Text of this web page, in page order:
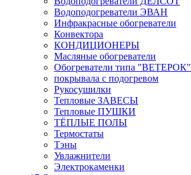
Водоподогреватели ЭВАН
Инфракрасные обогреватели
Конвектора
КОНДИЦИОНЕРЫ
Масляные обогреватели
Обогреватели типа "ВЕТЕРОК"
покрывала с подогревом
Рукосушилки
Тепловые ЗАВЕСЫ
Тепловые ПУШКИ
ТЁПЛЫЕ ПОЛЫ
Термостаты
Тэны
Увлажнители
Электрокаменки